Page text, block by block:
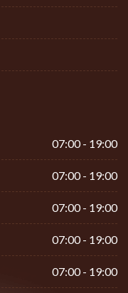
07:00 - 19:00
07:00 - 19:00
07:00 - 19:00
07:00 - 19:00
07:00 - 19:00